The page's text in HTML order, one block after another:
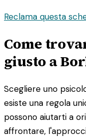
Reclama questa
Come
giusto a
Scegliere uno
esiste una regola
possono aiutarti a
affrontare,